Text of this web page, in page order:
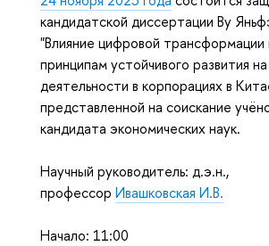
кандидатской диссертации Ву
"Влияние цифровой трансформации
принципам устойчивого развития
деятельности в корпорациях в
представленной на соискание
кандидата экономических наук.
Научный руководитель: д.э.н.,
профессор Ивашковская И.В.
Начало: 11:00